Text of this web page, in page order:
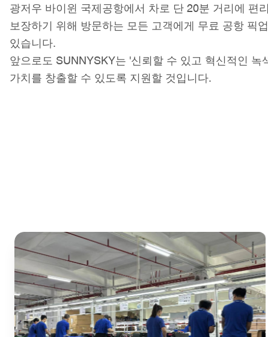
광저우 바이윈 국제공항에서 차로 단 20분 거리에 편
보장하기 위해 방문하는 모든 고객에게 무료 공항 픽
있습니다.
앞으로도 SUNNYSKY는 '신뢰할 수 있고 혁신적인
가치를 창출할 수 있도록 지원할 것입니다.